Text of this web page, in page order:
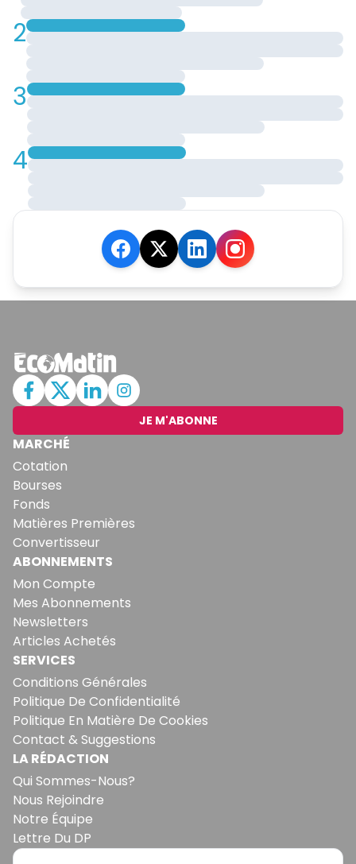
2
3
4
JE M'ABONNE
MARCHÉ
Cotation
Bourses
Fonds
Matières Premières
Convertisseur
ABONNEMENTS
Mon Compte
Mes Abonnements
Newsletters
Articles Achetés
SERVICES
Conditions Générales
Politique De Confidentialité
Politique En Matière De Cookies
Contact & Suggestions
LA RÉDACTION
Qui Sommes-Nous?
Nous Rejoindre
Notre Équipe
Lettre Du DP